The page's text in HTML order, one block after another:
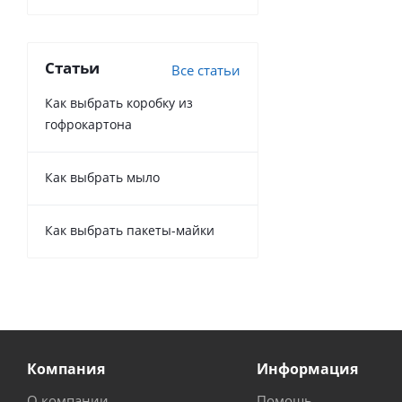
Статьи Все статьи
Как выбрать коробку из
гофрокартона
Как выбрать мыло
Как выбрать пакеты-майки
Компания Информация